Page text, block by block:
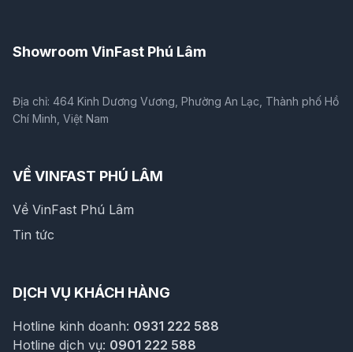
Showroom VinFast Phú Lâm
Địa chỉ: 464 Kinh Dương Vương, Phường An Lạc, Thành phố Hồ
Chí Minh, Việt Nam
VỀ VINFAST PHÚ LÂM
Về VinFast Phú Lâm
Tin tức
DỊCH VỤ KHÁCH HÀNG
Hotline kinh doanh: 0931 222 588
Hotline dịch vụ: 0901 222 588